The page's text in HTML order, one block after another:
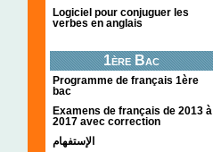
Logiciel pour conjuguer les
verbes en anglais
1ère Bac
Programme de français 1ère
bac
Examens de français de 2013 à
2017 avec correction
الإستفهام